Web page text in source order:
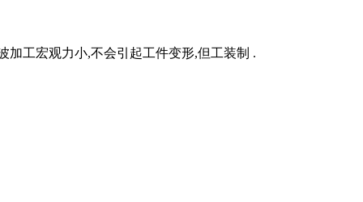
加工宏观力小,不会引起工件变形,但工装制 .